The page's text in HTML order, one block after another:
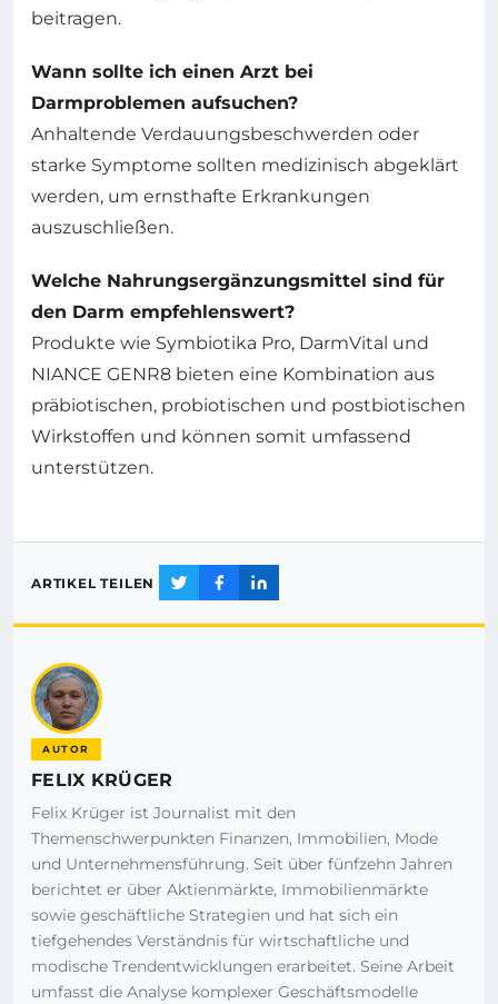
beitragen.
Wann sollte ich einen Arzt bei
Darmproblemen aufsuchen?
Anhaltende Verdauungsbeschwerden oder
starke Symptome sollten medizinisch abgeklärt
werden, um ernsthafte Erkrankungen
auszuschließen.
Welche Nahrungsergänzungsmittel sind für
den Darm empfehlenswert?
Produkte wie Symbiotika Pro, DarmVital und
NIANCE GENR8 bieten eine Kombination aus
präbiotischen, probiotischen und postbiotischen
Wirkstoffen und können somit umfassend
unterstützen.
ARTIKEL TEILEN
AUTOR
FELIX KRÜGER
Felix Krüger ist Journalist mit den
Themenschwerpunkten Finanzen, Immobilien, Mode
und Unternehmensführung. Seit über fünfzehn Jahren
berichtet er über Aktienmärkte, Immobilienmärkte
sowie geschäftliche Strategien und hat sich ein
tiefgehendes Verständnis für wirtschaftliche und
modische Trendentwicklungen erarbeitet. Seine Arbeit
umfasst die Analyse komplexer Geschäftsmodelle